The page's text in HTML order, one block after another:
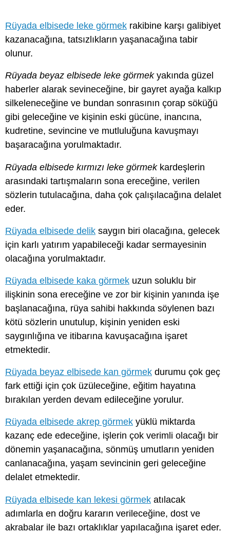
Rüyada elbisede leke görmek rakibine karşı galibiyet
kazanacağına, tatsızlıkların yaşanacağına tabir
olunur.
Rüyada beyaz elbisede leke görmekyakında güzel
haberler alarak sevineceğine, bir gayret ayağa kalkıp
silkeleneceğine ve bundan sonrasının çorap söküğü
gibi geleceğine ve kişinin eski gücüne, inancına,
kudretine, sevincine ve mutluluğuna kavuşmayı
başaracağına yorulmaktadır.
Rüyada elbisede kırmızı leke görmekkardeşlerin
arasındaki tartışmaların sona ereceğine, verilen
sözlerin tutulacağına, daha çok çalışılacağına delalet
eder.
Rüyada elbisede delik saygın biri olacağına, gelecek
için karlı yatırım yapabileceği kadar sermayesinin
olacağına yorulmaktadır.
Rüyada elbisede kaka görmek uzun soluklu bir
ilişkinin sona ereceğine ve zor bir kişinin yanında işe
başlanacağına, rüya sahibi hakkında söylenen bazı
kötü sözlerin unutulup, kişinin yeniden eski
saygınlığına ve itibarına kavuşacağına işaret
etmektedir.
Rüyada beyaz elbisede kan görmek durumu çok geç
fark ettiği için çok üzüleceğine, eğitim hayatına
bırakılan yerden devam edileceğine yorulur.
Rüyada elbisede akrep görmek yüklü miktarda
kazanç ede edeceğine, işlerin çok verimli olacağı bir
dönemin yaşanacağına, sönmüş umutların yeniden
canlanacağına, yaşam sevincinin geri geleceğine
delalet etmektedir.
Rüyada elbisede kan lekesi görmek atılacak
adımlarla en doğru kararın verileceğine, dost ve
akrabalar ile bazı ortaklıklar yapılacağına işaret eder.